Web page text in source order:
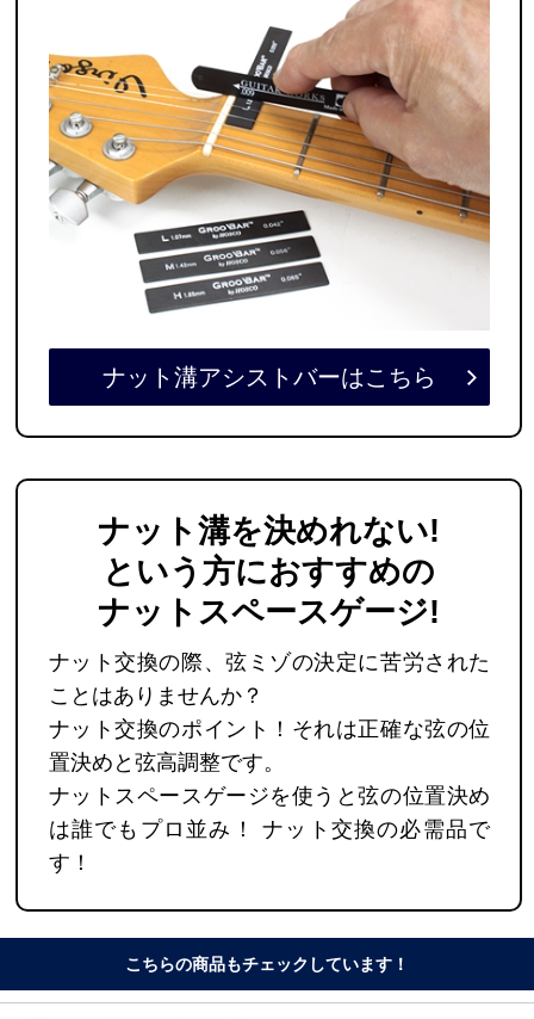
ナット溝アシストバーはこちら
ナット溝を決めれない!
という方におすすめの
ナットスペースゲージ!
ナット交換の際、弦ミゾの決定に苦労された
ことはありませんか？
ナット交換のポイント！それは正確な弦の位
置決めと弦高調整です。
ナットスペースゲージを使うと弦の位置決め
は誰でもプロ並み！ ナット交換の必需品で
す！
こちらの商品もチェックしています！